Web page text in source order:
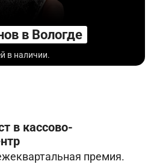
в Вологде
в наличии.
в кассово-
премия.